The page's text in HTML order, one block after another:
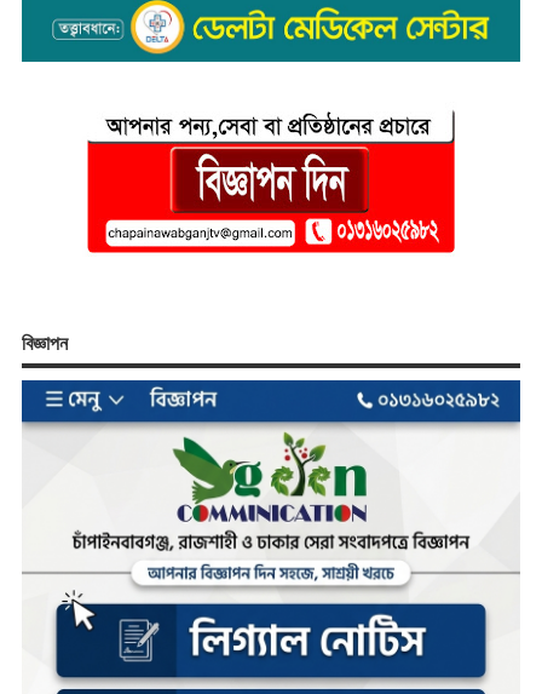
বিজ্ঞাপন